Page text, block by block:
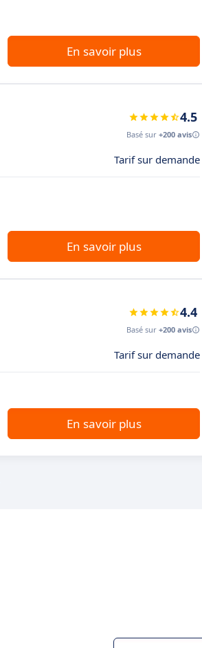
En savoir plus
4.5
Basé sur +200 avis
Tarif sur demande
En savoir plus
4.4
Basé sur +200 avis
Tarif sur demande
En savoir plus